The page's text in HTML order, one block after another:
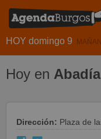
HOY domingo 9
Hoy en
Dirección: Plaza de